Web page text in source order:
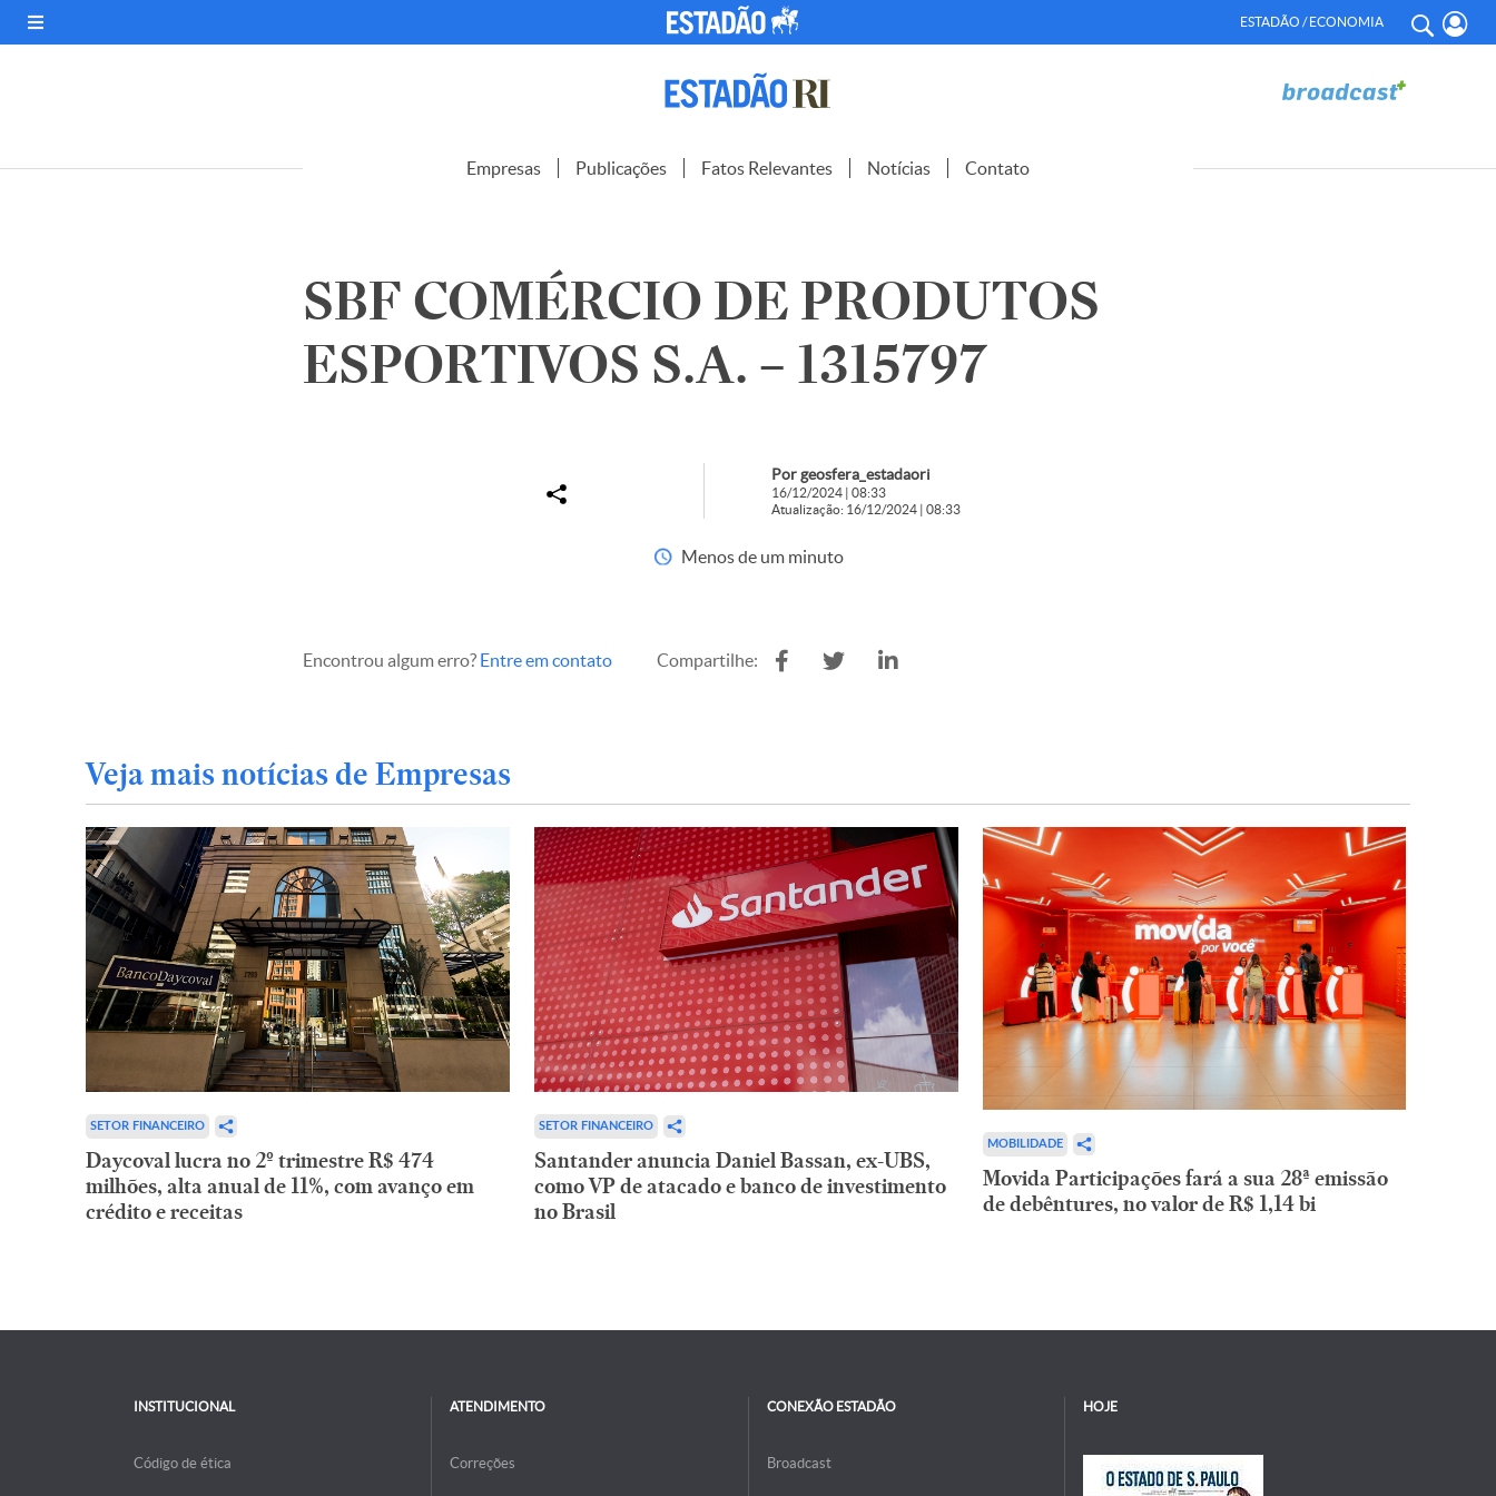
ESTADÃO / ECONOMIA
Empresas Publicações Fatos Relevantes Notícias Contato
SBF COMÉRCIO DE PRODUTOS
ESPORTIVOS S.A. – 1315797
Por geosfera_estadaori
16/12/2024 | 08:33
Atualização: 16/12/2024 | 08:33
Menos de um minuto
Encontrou algum erro? Entre em contato Compartilhe:
Veja mais notícias de Empresas
SETOR FINANCEIRO
Daycoval lucra no 2º trimestre R$ 474
milhões, alta anual de 11%, com avanço em
crédito e receitas
SETOR FINANCEIRO
Santander anuncia Daniel Bassan, ex-UBS,
como VP de atacado e banco de investimento
no Brasil
MOBILIDADE
Movida Participações fará a sua 28ª emissão
de debêntures, no valor de R$ 1,14 bi
INSTITUCIONAL
Código de ética
ATENDIMENTO
Correções
CONEXÃO ESTADÃO
Broadcast
HOJE